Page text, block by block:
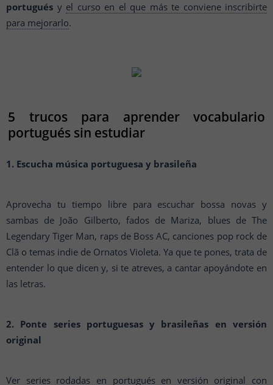
portugués y el curso en el que más te conviene inscribirte
para mejorarlo.
5 trucos para aprender vocabulario
portugués sin estudiar
1. Escucha música portuguesa y brasileña
Aprovecha tu tiempo libre para escuchar bossa novas y
sambas de João Gilberto, fados de Mariza, blues de The
Legendary Tiger Man, raps de Boss AC, canciones pop rock de
Clã o temas indie de Ornatos Violeta. Ya que te pones, trata de
entender lo que dicen y, si te atreves, a cantar apoyándote en
las letras.
2. Ponte series portuguesas y brasileñas en versión
original
Ver series rodadas en portugués en versión original con